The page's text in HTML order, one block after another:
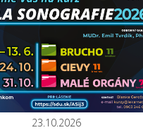
23.10.2026